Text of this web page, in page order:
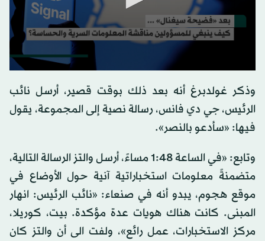
seconds
of
seconds
وذكر غولدبرغ أنه بعد ذلك بوقت قصير، أرسل نائب
الرئيس، جي دي فانس، رسالة نصية إلى المجموعة، يقول
فيها: «سأدعو بالنصر».
وتابع: «في الساعة 1:48 مساءً، أرسل والتز الرسالة التالية،
متضمنةً معلومات استخباراتية آنية حول الأوضاع في
موقع هجوم، يبدو أنه في صنعاء: «نائب الرئيس: انهار
المبنى. كانت هناك هويات عدة مؤكدة. بيت، كوريلا،
مركز الاستخبارات، عمل رائع»، ولفت الى أن والتز كان